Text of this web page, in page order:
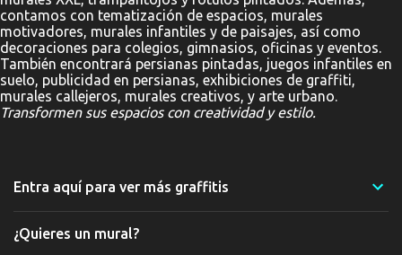
contamos con tematización de espacios, murales
motivadores, murales infantiles y de paisajes, así como
decoraciones para colegios, gimnasios, oficinas y eventos.
También encontrará persianas pintadas, juegos infantiles en
suelo, publicidad en persianas, exhibiciones de graffiti,
murales callejeros, murales creativos, y arte urbano.
Transformen sus espacios con creatividad y estilo.
Entra aquí para ver más graffitis
¿Quieres un mural?